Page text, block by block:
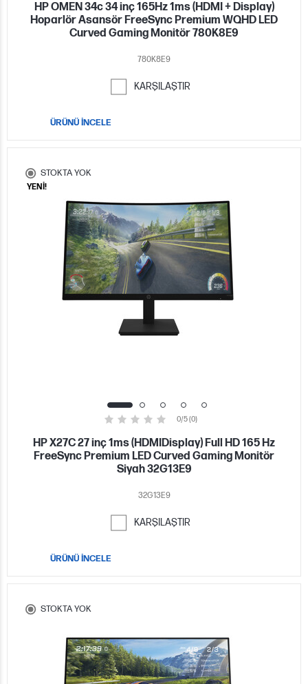
HP OMEN 34c 34 inç 165Hz 1ms (HDMI + Display)
Hoparlör Asansör FreeSync Premium WQHD LED
Curved Gaming Monitör 780K8E9
780K8E9
KARŞILAŞTIR
ÜRÜNÜ İNCELE
STOKTA YOK
YENİ!
0/5 (0)
HP X27C 27 inç 1ms (HDMIDisplay) Full HD 165 Hz
FreeSync Premium LED Curved Gaming Monitör
Siyah 32G13E9
32G13E9
KARŞILAŞTIR
ÜRÜNÜ İNCELE
STOKTA YOK